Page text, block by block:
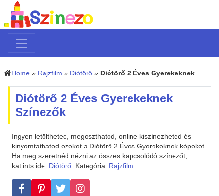
Home » Rajzfilm » Diótörő » Diótörő 2 Éves Gyerekeknek
Diótörő 2 Éves Gyerekeknek
Színezők
Ingyen letöltheted, megoszthatod, online kiszínezheted és
kinyomtathatod ezeket a Diótörő 2 Éves Gyerekeknek képeket.
Ha meg szeretnéd nézni az összes kapcsolódó színezőt,
kattints ide: Diótörő. Kategória: Rajzfilm